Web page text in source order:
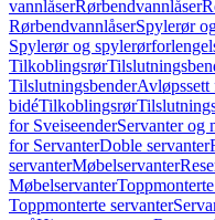
vannlåserRørbendvannlåser
RørbendvannlåserSpylerør
Spylerør og
Tilkoblingsrør
TilslutningsbenderAvløpssett
bidéTilkoblingsrør
for SveiseenderServanter og
for ServanterDoble servanter
servanterMøbelservanter
Møbelservanter
Toppmonterte servanter